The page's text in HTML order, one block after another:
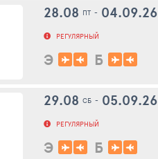
28.08 ПТ - 04.09.26
РЕГУЛЯРНЫЙ
Э Б
29.08 СБ - 05.09.26
РЕГУЛЯРНЫЙ
Э Б